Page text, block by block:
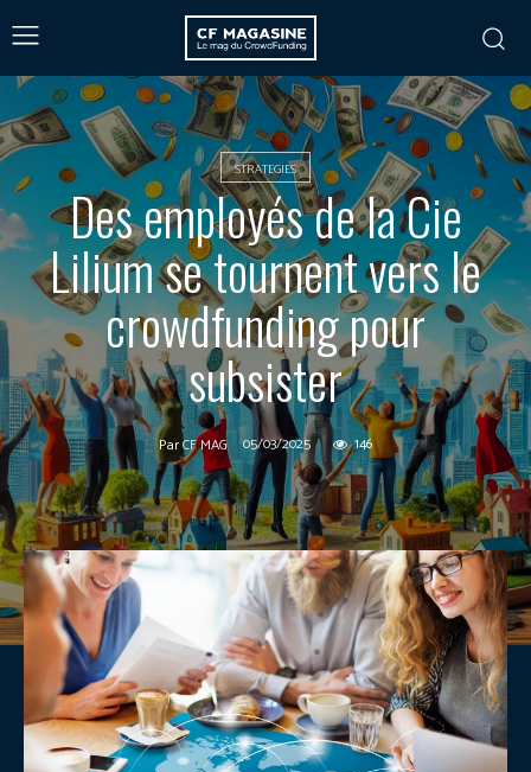
STRATEGIES
Des employés de la Cie
Lilium se tournent vers le
crowdfunding pour
subsister
ParCF MAG 05/03/2025 146